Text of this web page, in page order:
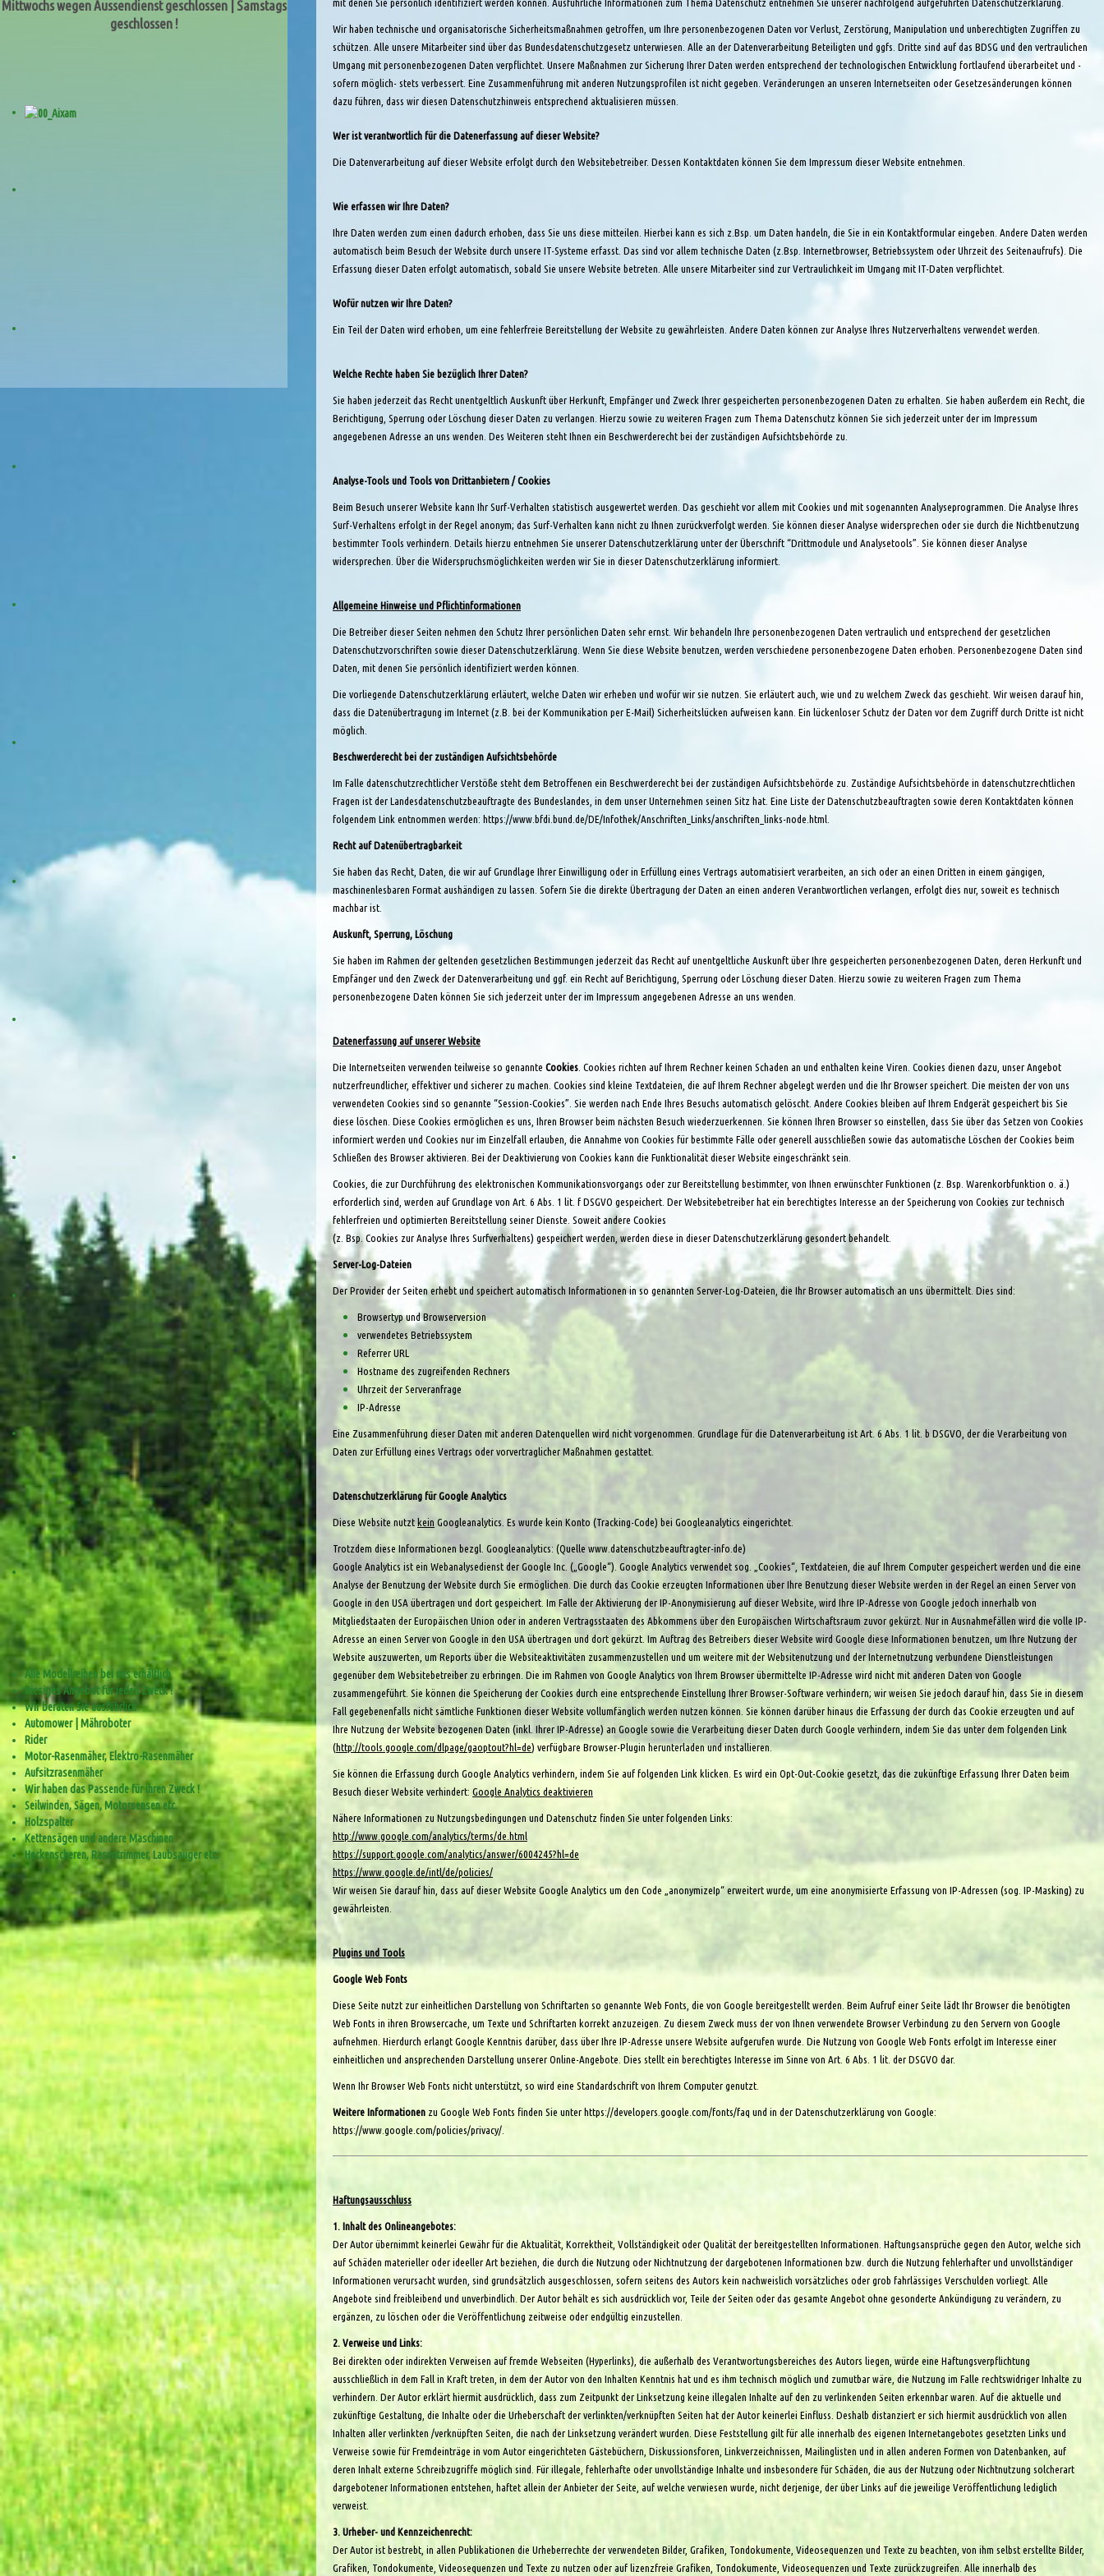
Mittwochs wegen Aussendienst geschlossen | Samstags
geschlossen !
Alle Modellreihen bei uns erhältlich
Riesiges Angebot für jeden Zweck !
Wir beraten Sie ausführlich
Automower | Mähroboter
Rider
Motor-Rasenmäher, Elektro-Rasenmäher
Aufsitzrasenmäher
Wir haben das Passende für ihren Zweck !
Seilwinden, Sägen, Motorsensen etc.
Holzspalter
Kettensägen und andere Maschinen
Heckenscheren, Rasentrimmer, Laubsauger etc.
mit denen Sie persönlich identifiziert werden können. Ausführliche Informationen zum Thema Datenschutz entnehmen Sie unserer nachfolgend aufgeführten Datenschutzerklärung.
Wir haben technische und organisatorische Sicherheitsmaßnahmen getroffen, um Ihre personenbezogenen Daten vor Verlust, Zerstörung, Manipulation und unberechtigten Zugriffen zu
schützen. Alle unsere Mitarbeiter sind über das Bundesdatenschutzgesetz unterwiesen. Alle an der Datenverarbeitung Beteiligten und ggfs. Dritte sind auf das BDSG und den vertraulichen
Umgang mit personenbezogenen Daten verpflichtet. Unsere Maßnahmen zur Sicherung Ihrer Daten werden entsprechend der technologischen Entwicklung fortlaufend überarbeitet und -
sofern möglich- stets verbessert. Eine Zusammenführung mit anderen Nutzungsprofilen ist nicht gegeben. Veränderungen an unseren Internetseiten oder Gesetzesänderungen können
dazu führen, dass wir diesen Datenschutzhinweis entsprechend aktualisieren müssen.
Wer ist verantwortlich für die Datenerfassung auf dieser Website?
Die Datenverarbeitung auf dieser Website erfolgt durch den Websitebetreiber. Dessen Kontaktdaten können Sie dem Impressum dieser Website entnehmen.
Wie erfassen wir Ihre Daten?
Ihre Daten werden zum einen dadurch erhoben, dass Sie uns diese mitteilen. Hierbei kann es sich z.Bsp. um Daten handeln, die Sie in ein Kontaktformular eingeben. Andere Daten werden
automatisch beim Besuch der Website durch unsere IT-Systeme erfasst. Das sind vor allem technische Daten (z.Bsp. Internetbrowser, Betriebssystem oder Uhrzeit des Seitenaufrufs). Die
Erfassung dieser Daten erfolgt automatisch, sobald Sie unsere Website betreten. Alle unsere Mitarbeiter sind zur Vertraulichkeit im Umgang mit IT-Daten verpflichtet.
Wofür nutzen wir Ihre Daten?
Ein Teil der Daten wird erhoben, um eine fehlerfreie Bereitstellung der Website zu gewährleisten. Andere Daten können zur Analyse Ihres Nutzerverhaltens verwendet werden.
Welche Rechte haben Sie bezüglich Ihrer Daten?
Sie haben jederzeit das Recht unentgeltlich Auskunft über Herkunft, Empfänger und Zweck Ihrer gespeicherten personenbezogenen Daten zu erhalten. Sie haben außerdem ein Recht, die
Berichtigung, Sperrung oder Löschung dieser Daten zu verlangen. Hierzu sowie zu weiteren Fragen zum Thema Datenschutz können Sie sich jederzeit unter der im Impressum
angegebenen Adresse an uns wenden. Des Weiteren steht Ihnen ein Beschwerderecht bei der zuständigen Aufsichtsbehörde zu.
Analyse-Tools und Tools von Drittanbietern / Cookies
Beim Besuch unserer Website kann Ihr Surf-Verhalten statistisch ausgewertet werden. Das geschieht vor allem mit Cookies und mit sogenannten Analyseprogrammen. Die Analyse Ihres
Surf-Verhaltens erfolgt in der Regel anonym; das Surf-Verhalten kann nicht zu Ihnen zurückverfolgt werden. Sie können dieser Analyse widersprechen oder sie durch die Nichtbenutzung
bestimmter Tools verhindern. Details hierzu entnehmen Sie unserer Datenschutzerklärung unter der Überschrift “Drittmodule und Analysetools”. Sie können dieser Analyse
widersprechen. Über die Widerspruchsmöglichkeiten werden wir Sie in dieser Datenschutzerklärung informiert.
Allgemeine Hinweise und Pflichtinformationen
Die Betreiber dieser Seiten nehmen den Schutz Ihrer persönlichen Daten sehr ernst. Wir behandeln Ihre personenbezogenen Daten vertraulich und entsprechend der gesetzlichen
Datenschutzvorschriften sowie dieser Datenschutzerklärung. Wenn Sie diese Website benutzen, werden verschiedene personenbezogene Daten erhoben. Personenbezogene Daten sind
Daten, mit denen Sie persönlich identifiziert werden können.
Die vorliegende Datenschutzerklärung erläutert, welche Daten wir erheben und wofür wir sie nutzen. Sie erläutert auch, wie und zu welchem Zweck das geschieht. Wir weisen darauf hin,
dass die Datenübertragung im Internet (z.B. bei der Kommunikation per E-Mail) Sicherheitslücken aufweisen kann. Ein lückenloser Schutz der Daten vor dem Zugriff durch Dritte ist nicht
möglich.
Beschwerderecht bei der zuständigen Aufsichtsbehörde
Im Falle datenschutzrechtlicher Verstöße steht dem Betroffenen ein Beschwerderecht bei der zuständigen Aufsichtsbehörde zu. Zuständige Aufsichtsbehörde in datenschutzrechtlichen
Fragen ist der Landesdatenschutzbeauftragte des Bundeslandes, in dem unser Unternehmen seinen Sitz hat. Eine Liste der Datenschutzbeauftragten sowie deren Kontaktdaten können
folgendem Link entnommen werden: https://www.bfdi.bund.de/DE/Infothek/Anschriften_Links/anschriften_links-node.html.
Recht auf Datenübertragbarkeit
Sie haben das Recht, Daten, die wir auf Grundlage Ihrer Einwilligung oder in Erfüllung eines Vertrags automatisiert verarbeiten, an sich oder an einen Dritten in einem gängigen,
maschinenlesbaren Format aushändigen zu lassen. Sofern Sie die direkte Übertragung der Daten an einen anderen Verantwortlichen verlangen, erfolgt dies nur, soweit es technisch
machbar ist.
Auskunft, Sperrung, Löschung
Sie haben im Rahmen der geltenden gesetzlichen Bestimmungen jederzeit das Recht auf unentgeltliche Auskunft über Ihre gespeicherten personenbezogenen Daten, deren Herkunft und
Empfänger und den Zweck der Datenverarbeitung und ggf. ein Recht auf Berichtigung, Sperrung oder Löschung dieser Daten. Hierzu sowie zu weiteren Fragen zum Thema
personenbezogene Daten können Sie sich jederzeit unter der im Impressum angegebenen Adresse an uns wenden.
Datenerfassung auf unserer Website
Die Internetseiten verwenden teilweise so genannte Cookies. Cookies richten auf Ihrem Rechner keinen Schaden an und enthalten keine Viren. Cookies dienen dazu, unser Angebot
nutzerfreundlicher, effektiver und sicherer zu machen. Cookies sind kleine Textdateien, die auf Ihrem Rechner abgelegt werden und die Ihr Browser speichert. Die meisten der von uns
verwendeten Cookies sind so genannte “Session-Cookies”. Sie werden nach Ende Ihres Besuchs automatisch gelöscht. Andere Cookies bleiben auf Ihrem Endgerät gespeichert bis Sie
diese löschen. Diese Cookies ermöglichen es uns, Ihren Browser beim nächsten Besuch wiederzuerkennen. Sie können Ihren Browser so einstellen, dass Sie über das Setzen von Cookies
informiert werden und Cookies nur im Einzelfall erlauben, die Annahme von Cookies für bestimmte Fälle oder generell ausschließen sowie das automatische Löschen der Cookies beim
Schließen des Browser aktivieren. Bei der Deaktivierung von Cookies kann die Funktionalität dieser Website eingeschränkt sein.
Cookies, die zur Durchführung des elektronischen Kommunikationsvorgangs oder zur Bereitstellung bestimmter, von Ihnen erwünschter Funktionen (z. Bsp. Warenkorbfunktion o. ä.)
erforderlich sind, werden auf Grundlage von Art. 6 Abs. 1 lit. f DSGVO gespeichert. Der Websitebetreiber hat ein berechtigtes Interesse an der Speicherung von Cookies zur technisch
fehlerfreien und optimierten Bereitstellung seiner Dienste. Soweit andere Cookies
(z. Bsp. Cookies zur Analyse Ihres Surfverhaltens) gespeichert werden, werden diese in dieser Datenschutzerklärung gesondert behandelt.
Server-Log-Dateien
Der Provider der Seiten erhebt und speichert automatisch Informationen in so genannten Server-Log-Dateien, die Ihr Browser automatisch an uns übermittelt. Dies sind:
Browsertyp und Browserversion
verwendetes Betriebssystem
Referrer URL
Hostname des zugreifenden Rechners
Uhrzeit der Serveranfrage
IP-Adresse
Eine Zusammenführung dieser Daten mit anderen Datenquellen wird nicht vorgenommen. Grundlage für die Datenverarbeitung ist Art. 6 Abs. 1 lit. b DSGVO, der die Verarbeitung von
Daten zur Erfüllung eines Vertrags oder vorvertraglicher Maßnahmen gestattet.
Datenschutzerklärung für Google Analytics
Diese Website nutzt kein Googleanalytics. Es wurde kein Konto (Tracking-Code) bei Googleanalytics eingerichtet.
Trotzdem diese Informationen bezgl. Googleanalytics: (Quelle www.datenschutzbeauftragter-info.de)
Google Analytics ist ein Webanalysedienst der Google Inc. („Google“). Google Analytics verwendet sog. „Cookies“, Textdateien, die auf Ihrem Computer gespeichert werden und die eine
Analyse der Benutzung der Website durch Sie ermöglichen. Die durch das Cookie erzeugten Informationen über Ihre Benutzung dieser Website werden in der Regel an einen Server von
Google in den USA übertragen und dort gespeichert. Im Falle der Aktivierung der IP-Anonymisierung auf dieser Website, wird Ihre IP-Adresse von Google jedoch innerhalb von
Mitgliedstaaten der Europäischen Union oder in anderen Vertragsstaaten des Abkommens über den Europäischen Wirtschaftsraum zuvor gekürzt. Nur in Ausnahmefällen wird die volle IP-
Adresse an einen Server von Google in den USA übertragen und dort gekürzt. Im Auftrag des Betreibers dieser Website wird Google diese Informationen benutzen, um Ihre Nutzung der
Website auszuwerten, um Reports über die Websiteaktivitäten zusammenzustellen und um weitere mit der Websitenutzung und der Internetnutzung verbundene Dienstleistungen
gegenüber dem Websitebetreiber zu erbringen. Die im Rahmen von Google Analytics von Ihrem Browser übermittelte IP-Adresse wird nicht mit anderen Daten von Google
zusammengeführt. Sie können die Speicherung der Cookies durch eine entsprechende Einstellung Ihrer Browser-Software verhindern; wir weisen Sie jedoch darauf hin, dass Sie in diesem
Fall gegebenenfalls nicht sämtliche Funktionen dieser Website vollumfänglich werden nutzen können. Sie können darüber hinaus die Erfassung der durch das Cookie erzeugten und auf
Ihre Nutzung der Website bezogenen Daten (inkl. Ihrer IP-Adresse) an Google sowie die Verarbeitung dieser Daten durch Google verhindern, indem Sie das unter dem folgenden Link
(http://tools.google.com/dlpage/gaoptout?hl=de) verfügbare Browser-Plugin herunterladen und installieren.
Sie können die Erfassung durch Google Analytics verhindern, indem Sie auf folgenden Link klicken. Es wird ein Opt-Out-Cookie gesetzt, das die zukünftige Erfassung Ihrer Daten beim
Besuch dieser Website verhindert: Google Analytics deaktivieren
Nähere Informationen zu Nutzungsbedingungen und Datenschutz finden Sie unter folgenden Links:
http://www.google.com/analytics/terms/de.html
https://support.google.com/analytics/answer/6004245?hl=de
https://www.google.de/intl/de/policies/
Wir weisen Sie darauf hin, dass auf dieser Website Google Analytics um den Code „anonymizeIp“ erweitert wurde, um eine anonymisierte Erfassung von IP-Adressen (sog. IP-Masking) zu
gewährleisten.
Plugins und Tools
Google Web Fonts
Diese Seite nutzt zur einheitlichen Darstellung von Schriftarten so genannte Web Fonts, die von Google bereitgestellt werden. Beim Aufruf einer Seite lädt Ihr Browser die benötigten
Web Fonts in ihren Browsercache, um Texte und Schriftarten korrekt anzuzeigen. Zu diesem Zweck muss der von Ihnen verwendete Browser Verbindung zu den Servern von Google
aufnehmen. Hierdurch erlangt Google Kenntnis darüber, dass über Ihre IP-Adresse unsere Website aufgerufen wurde. Die Nutzung von Google Web Fonts erfolgt im Interesse einer
einheitlichen und ansprechenden Darstellung unserer Online-Angebote. Dies stellt ein berechtigtes Interesse im Sinne von Art. 6 Abs. 1 lit. der DSGVO dar.
Wenn Ihr Browser Web Fonts nicht unterstützt, so wird eine Standardschrift von Ihrem Computer genutzt.
Weitere Informationen zu Google Web Fonts finden Sie unter https://developers.google.com/fonts/faq und in der Datenschutzerklärung von Google:
https://www.google.com/policies/privacy/.
Haftungsausschluss
1. Inhalt des Onlineangebotes:
Der Autor übernimmt keinerlei Gewähr für die Aktualität, Korrektheit, Vollständigkeit oder Qualität der bereitgestellten Informationen. Haftungsansprüche gegen den Autor, welche sich
auf Schäden materieller oder ideeller Art beziehen, die durch die Nutzung oder Nichtnutzung der dargebotenen Informationen bzw. durch die Nutzung fehlerhafter und unvollständiger
Informationen verursacht wurden, sind grundsätzlich ausgeschlossen, sofern seitens des Autors kein nachweislich vorsätzliches oder grob fahrlässiges Verschulden vorliegt. Alle
Angebote sind freibleibend und unverbindlich. Der Autor behält es sich ausdrücklich vor, Teile der Seiten oder das gesamte Angebot ohne gesonderte Ankündigung zu verändern, zu
ergänzen, zu löschen oder die Veröffentlichung zeitweise oder endgültig einzustellen.
2. Verweise und Links:
Bei direkten oder indirekten Verweisen auf fremde Webseiten (Hyperlinks), die außerhalb des Verantwortungsbereiches des Autors liegen, würde eine Haftungsverpflichtung
ausschließlich in dem Fall in Kraft treten, in dem der Autor von den Inhalten Kenntnis hat und es ihm technisch möglich und zumutbar wäre, die Nutzung im Falle rechtswidriger Inhalte zu
verhindern. Der Autor erklärt hiermit ausdrücklich, dass zum Zeitpunkt der Linksetzung keine illegalen Inhalte auf den zu verlinkenden Seiten erkennbar waren. Auf die aktuelle und
zukünftige Gestaltung, die Inhalte oder die Urheberschaft der verlinkten/verknüpften Seiten hat der Autor keinerlei Einfluss. Deshalb distanziert er sich hiermit ausdrücklich von allen
Inhalten aller verlinkten /verknüpften Seiten, die nach der Linksetzung verändert wurden. Diese Feststellung gilt für alle innerhalb des eigenen Internetangebotes gesetzten Links und
Verweise sowie für Fremdeinträge in vom Autor eingerichteten Gästebüchern, Diskussionsforen, Linkverzeichnissen, Mailinglisten und in allen anderen Formen von Datenbanken, auf
deren Inhalt externe Schreibzugriffe möglich sind. Für illegale, fehlerhafte oder unvollständige Inhalte und insbesondere für Schäden, die aus der Nutzung oder Nichtnutzung solcherart
dargebotener Informationen entstehen, haftet allein der Anbieter der Seite, auf welche verwiesen wurde, nicht derjenige, der über Links auf die jeweilige Veröffentlichung lediglich
verweist.
3. Urheber- und Kennzeichenrecht:
Der Autor ist bestrebt, in allen Publikationen die Urheberrechte der verwendeten Bilder, Grafiken, Tondokumente, Videosequenzen und Texte zu beachten, von ihm selbst erstellte Bilder,
Grafiken, Tondokumente, Videosequenzen und Texte zu nutzen oder auf lizenzfreie Grafiken, Tondokumente, Videosequenzen und Texte zurückzugreifen. Alle innerhalb des